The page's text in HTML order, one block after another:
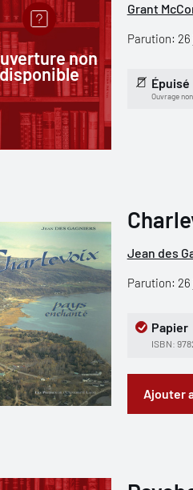
non
Grant
Parution: 26
Épuisé
Ouvrage
Jean des
Parution: 26
Papier
ISBN:
Ajouter